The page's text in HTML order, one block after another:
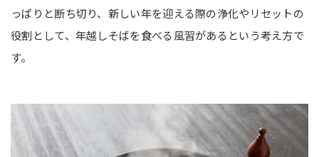
っぱりと断ち切り、新しい年を迎える際の浄化やリセットの
役割として、年越しそばを食べる風習があるという考え方で
す。